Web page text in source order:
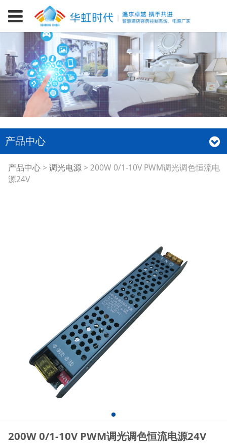
产品中心
200W 0/1-10V PWM调
产品中心> 调光电源> 200W 0/1-10V PWM调光调色恒流电
源24V
200W 0/1-10V PWM调光调色恒流电源24V